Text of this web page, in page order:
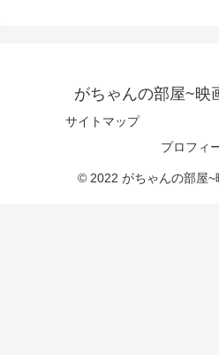
がちゃんの部屋~映
サイトマップ
プロフィ
© 2022 がちゃんの部屋~